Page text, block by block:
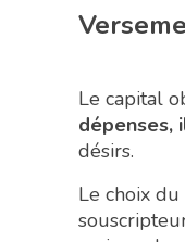
Le capital
dépenses,
désirs.
Le choix